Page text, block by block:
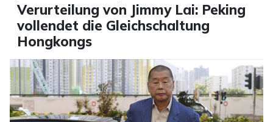
Verurteilung von Jimmy Lai: Peking
vollendet die Gleichschaltung
Hongkongs